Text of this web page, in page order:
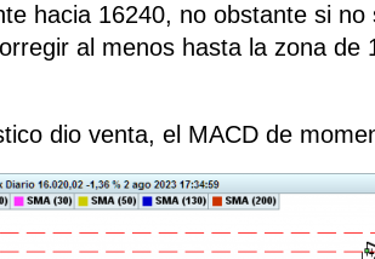
hacia 16240, no obstante si
al menos hasta la zona de
dio venta, el MACD de